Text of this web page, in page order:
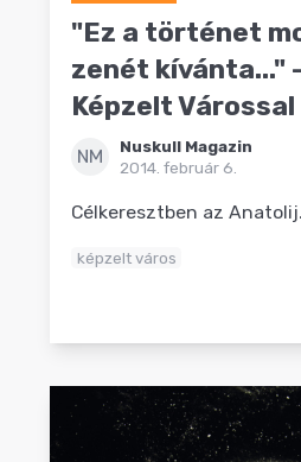
"Ez a történet
zenét kívánta..."
Képzelt Várossal
NM
Nuskull Magazin
2014. február 6.
Célkeresztben az Anatolij.
képzelt város